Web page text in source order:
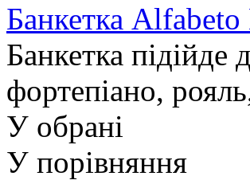
Банкетка
Банкетка підійде
фортепіано,
У обрані
У порівняння